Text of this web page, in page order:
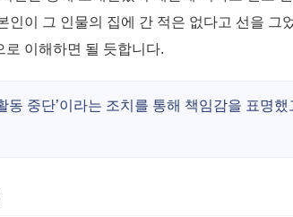
이 그 인물의 집에 간 적은 없다고 선을 그
이해하면 될 듯합니다.
동 중단’이라는 조치를 통해 책임감을 표명